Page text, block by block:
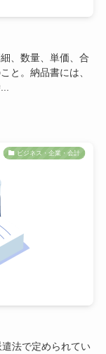
、数量、単価、合
と。納品書には、
ビジネス・企業・会計
法で定められてい